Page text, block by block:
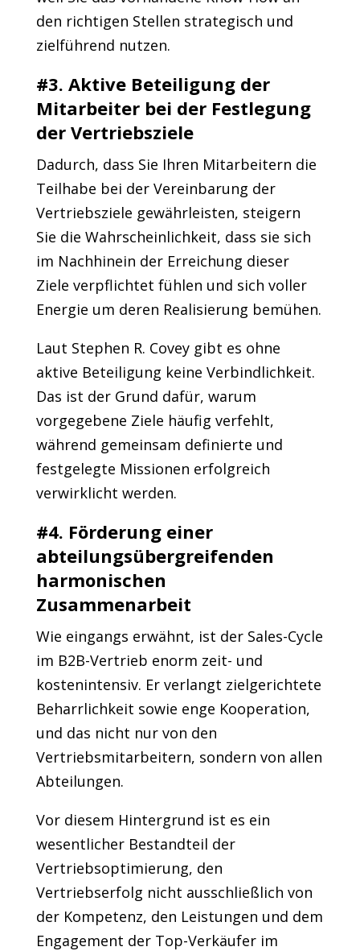
den richtigen Stellen strategisch und
zielführend nutzen.
#3. Aktive Beteiligung der
Mitarbeiter bei der Festlegung
der Vertriebsziele
Dadurch, dass Sie Ihren Mitarbeitern die
Teilhabe bei der Vereinbarung der
Vertriebsziele gewährleisten, steigern
Sie die Wahrscheinlichkeit, dass sie sich
im Nachhinein der Erreichung dieser
Ziele verpflichtet fühlen und sich voller
Energie um deren Realisierung bemühen.
Laut Stephen R. Covey gibt es ohne
aktive Beteiligung keine Verbindlichkeit.
Das ist der Grund dafür, warum
vorgegebene Ziele häufig verfehlt,
während gemeinsam definierte und
festgelegte Missionen erfolgreich
verwirklicht werden.
#4. Förderung einer
abteilungsübergreifenden
harmonischen
Zusammenarbeit
Wie eingangs erwähnt, ist der Sales-Cycle
im B2B-Vertrieb enorm zeit- und
kostenintensiv. Er verlangt zielgerichtete
Beharrlichkeit sowie enge Kooperation,
und das nicht nur von den
Vertriebsmitarbeitern, sondern von allen
Abteilungen.
Vor diesem Hintergrund ist es ein
wesentlicher Bestandteil der
Vertriebsoptimierung, den
Vertriebserfolg nicht ausschließlich von
der Kompetenz, den Leistungen und dem
Engagement der Top-Verkäufer im